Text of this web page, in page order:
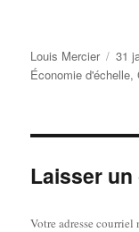
Auteur
Louis Mercier
le
31
Économie d'échelle,
Laisser
Votre adresse courriel